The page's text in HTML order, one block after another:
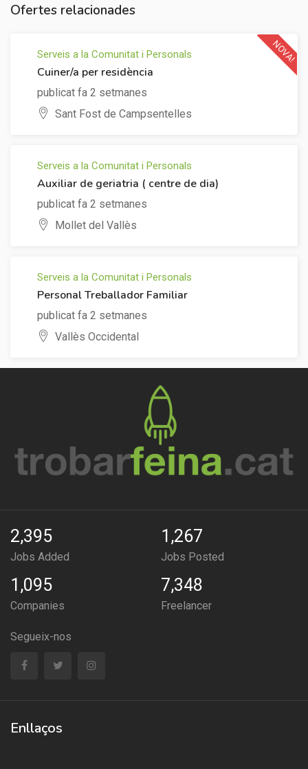
Ofertes relacionades
Serveis a la Comunitat i Personals
Cuiner/a per residència
publicat fa 2 setmanes
Sant Fost de Campsentelles
NOVA!
Serveis a la Comunitat i Personals
Auxiliar de geriatria ( centre de dia)
publicat fa 2 setmanes
Mollet del Vallès
Serveis a la Comunitat i Personals
Personal Treballador Familiar
publicat fa 2 setmanes
Vallès Occidental
2,395
Jobs Added
1,267
Jobs Posted
1,095
Companies
7,348
Freelancer
Segueix-nos
Enllaços